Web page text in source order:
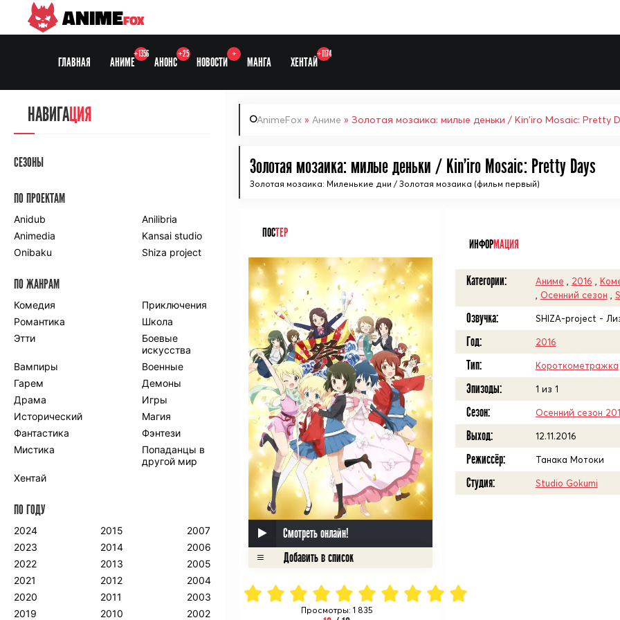
Выберите одну категорию
ANIMEFOX
ГЛАВНАЯ АНИМЕ
+1356
АНОНС
+25
НОВОСТИ
+
МАНГА ХЕНТАЙ
+1174
AnimeFox » Аниме » Золотая мозаика: милые деньки / Kin'iro Mosaic: Pretty
Золотая мозаика: милые деньки / Kin'iro Mosaic: Pretty Days
Золотая мозаика: Миленькие дни / Золотая мозаика (фильм первый)
ПОСТЕР
Смотреть онлайн!
Просмотры: 1 835
ИНФОРМАЦИЯ
Категории: Аниме 2016
Осенний сезон
Озвучка: SHIZA-project -
Год: 2016
Тип: Короткометражка
Эпизоды: 1 из 1
Сезон: Осенний сезон
Выход: 12.11.2016
Режиссёр: Танака Мотоки
Студия: Studio Gokumi
НАВИГАЦИЯ
СЕЗОНЫ
ПО ПРОЕКТАМ
Anidub
Anilibria
Animedia
Kansai studio
Onibaku
Shiza project
ПО ЖАНРАМ
Комедия
Приключения
Романтика
Школа
Этти
Боевые
искусства
Вампиры
Военные
Гарем
Демоны
Драма
Игры
Исторический
Магия
Фантастика
Фэнтези
Мистика
Попаданцы в
другой мир
Хентай
ПО ГОДУ
2024
2023
2022
2021
2020
2019
2015
2014
2013
2012
2011
2010
2007
2006
2005
2004
2003
2002